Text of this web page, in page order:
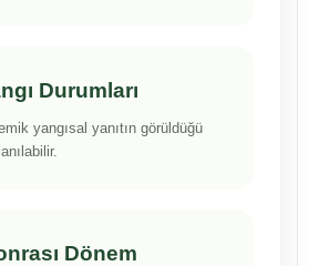
Durumları
yangısal yanıtın görüldüğü
Dönem